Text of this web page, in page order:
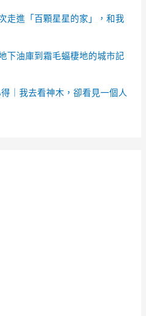
走進「百顆星星的家」，和我
下油庫到霜毛蝠棲地的城市記
｜我去看神木，卻看見一個人